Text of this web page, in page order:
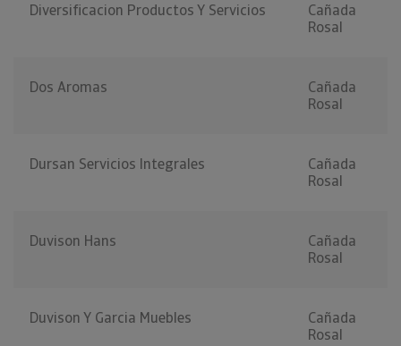
Diversificacion Productos Y Servicios
Cañada
Rosal
Dos Aromas
Cañada
Rosal
Dursan Servicios Integrales
Cañada
Rosal
Duvison Hans
Cañada
Rosal
Duvison Y Garcia Muebles
Cañada
Rosal